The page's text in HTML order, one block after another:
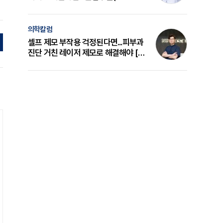
의학칼럼
셀프 제모 부작용 걱정된다면...피부과
진단 거친 레이저 제모로 해결해야 [변